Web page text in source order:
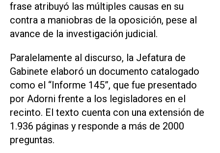
frase atribuyó las múltiples causas en su
contra a maniobras de la oposición, pese al
avance de la investigación judicial.
Paralelamente al discurso, la Jefatura de
Gabinete elaboró un documento catalogado
como el “Informe 145”, que fue presentado
por Adorni frente a los legisladores en el
recinto. El texto cuenta con una extensión de
1.936 páginas y responde a más de 2000
preguntas.